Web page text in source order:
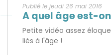
Publié le jeudi 26 mai 2016
A quel âge est-
Petite vidéo assez
liés à l'âge !